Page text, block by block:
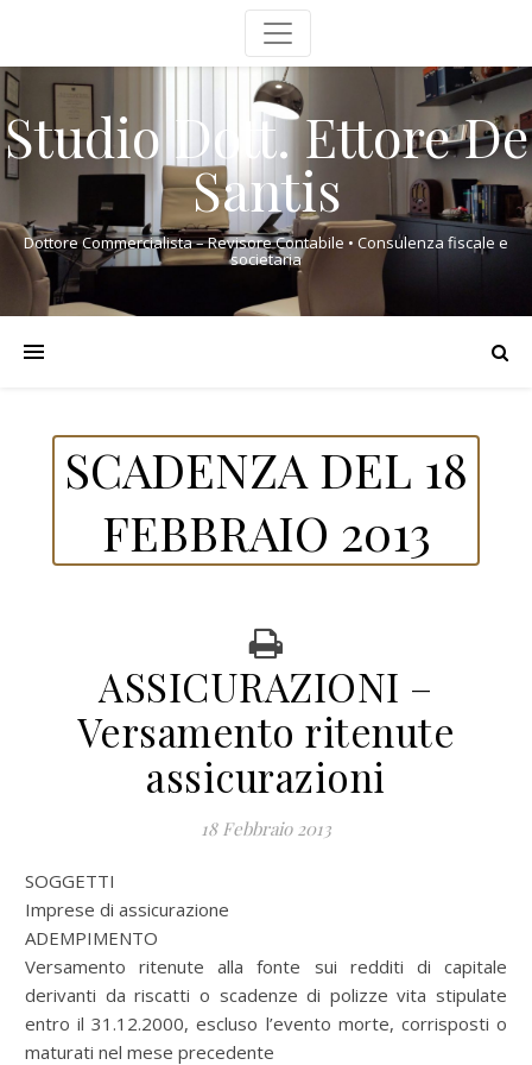
Studio Dott. Ettore De
Santis
Dottore Commercialista – Revisore Contabile • Consulenza fiscale e
societaria
SCADENZA DEL 18
FEBBRAIO 2013
ASSICURAZIONI –
Versamento ritenute
assicurazioni
18 Febbraio 2013
SOGGETTI
Imprese di assicurazione
ADEMPIMENTO
Versamento ritenute alla fonte sui redditi di capitale
derivanti da riscatti o scadenze di polizze vita stipulate
entro il 31.12.2000, escluso l’evento morte, corrisposti o
maturati nel mese precedente